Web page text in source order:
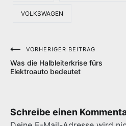
VOLKSWAGEN
Beitragsnavigation
VORHERIGER BEITRAG
Was die Halbleiterkrise fürs
Elektroauto bedeutet
Schreibe einen